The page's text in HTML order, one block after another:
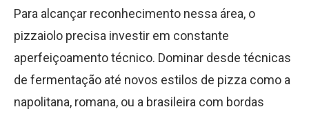
Para alcançar reconhecimento nessa área, o
pizzaiolo precisa investir em constante
aperfeiçoamento técnico. Dominar desde técnicas
de fermentação até novos estilos de pizza como a
napolitana, romana, ou a brasileira com bordas